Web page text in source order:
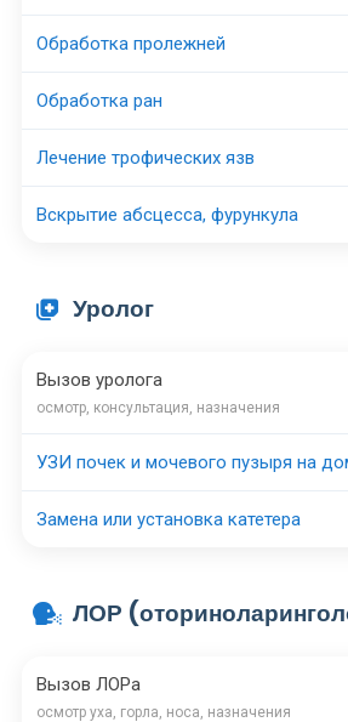
Обработка пролежней
Обработка ран
Лечение трофических язв
Вскрытие абсцесса, фурункула
Уролог
Вызов уролога
осмотр, консультация, назначения
УЗИ почек и мочевого пузыря на
Замена или установка катетера
ЛОР
Вызов ЛОРа
осмотр уха, горла, носа, назначения